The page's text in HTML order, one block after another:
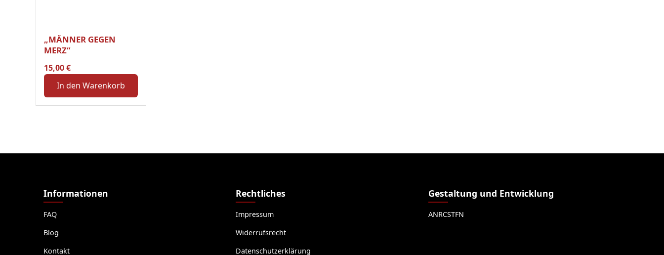
„MÄNNER GEGEN
MERZ“
15,00€
In den Warenkorb
Informationen
FAQ
Blog
Kontakt
Rechtliches
Impressum
Widerrufsrecht
Datenschutzerklärung
Gestaltung und Entwicklung
ANRCSTFN